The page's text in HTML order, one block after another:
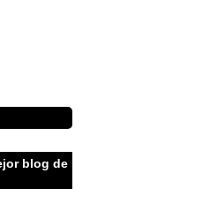
blog de